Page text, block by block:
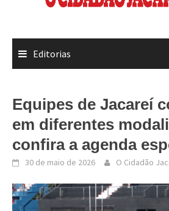
Editorias
Equipes de Jacareí
em diferentes
confira a agenda
30 de maio de 2026 O Cidadão